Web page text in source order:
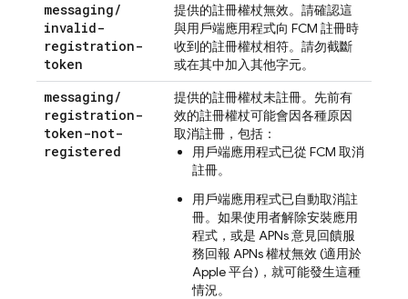
messaging/
invalid-
registration-
token
提供的註冊權杖無效。請確認這
與用戶端應用程式向 FCM 註冊時
收到的註冊權杖相符。請勿截斷
或在其中加入其他字元。
messaging/
registration-
token-not-
registered
提供的註冊權杖未註冊。先前有
效的註冊權杖可能會因各種原因
取消註冊，包括：
用戶端應用程式已從 FCM 取消
註冊。
用戶端應用程式已自動取消註
冊。如果使用者解除安裝應用
程式，或是 APNs 意見回饋服
務回報 APNs 權杖無效 (適用於
Apple 平台)，就可能發生這種
情況。